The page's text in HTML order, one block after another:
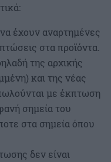
έχουν αναρτημένες
στα προϊόντα.
της αρχικής
και της νέας
με έκπτωση
σημεία του
στα σημεία όπου
δεν είναι